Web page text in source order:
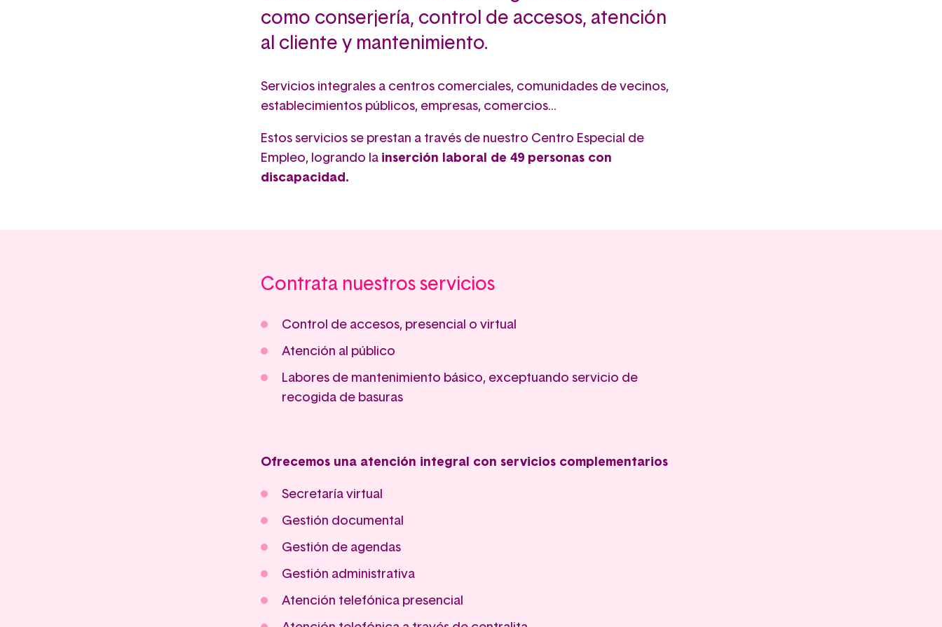
como conserjería, control de accesos, atención
al cliente y mantenimiento.
Servicios integrales a centros comerciales, comunidades de vecinos,
establecimientos públicos, empresas, comercios...
Estos servicios se prestan a través de nuestro Centro Especial de
Empleo, logrando la inserción laboral de 49 personas con
discapacidad.
Contrata nuestros servicios
Control de accesos, presencial o virtual
Atención al público
Labores de mantenimiento básico, exceptuando servicio de
recogida de basuras
Ofrecemos una atención integral con servicios complementarios
Secretaría virtual
Gestión documental
Gestión de agendas
Gestión administrativa
Atención telefónica presencial